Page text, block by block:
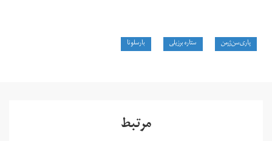
پاری‌سن‌ژرمن ستاره برزیلی بارسلونا
مرتبط